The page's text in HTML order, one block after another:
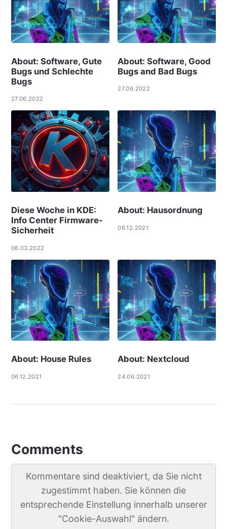
About: Software, Gute
Bugs und Schlechte
Bugs
27.06.2022
About: Software, Good
Bugs and Bad Bugs
27.06.2022
Diese Woche in KDE:
Info Center Firmware-
Sicherheit
06.03.2022
About: Hausordnung
06.12.2021
About: House Rules
06.12.2021
About: Nextcloud
24.06.2021
Comments
Kommentare sind deaktiviert, da Sie nicht
zugestimmt haben. Sie können die
entsprechende Einstellung innerhalb unserer
"Cookie-Auswahl" ändern.